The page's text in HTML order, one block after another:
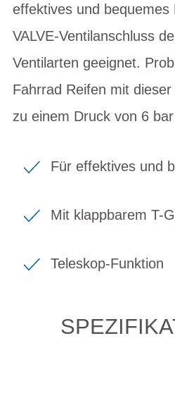
effektives und bequemes
VALVE-Ventilanschluss
Ventilarten geeignet.
Fahrrad Reifen mit
zu einem Druck von 6
Für effektives und
Mit klappbarem T-
Teleskop-Funktion